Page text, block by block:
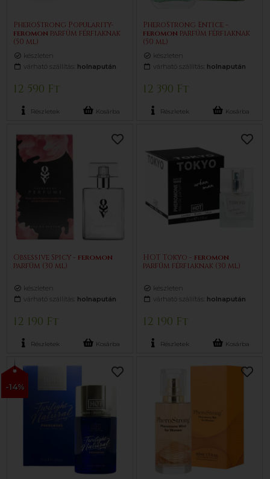
PheroStrong Popularity-
feromon parfüm férfiaknak
(50 ml)
készleten
várható szállítás: holnapután
12 590 Ft
Részletek Kosárba
PheroStrong Entice -
feromon parfüm férfiaknak
(50 ml)
készleten
várható szállítás: holnapután
12 390 Ft
Részletek Kosárba
Obsessive Spicy - feromon
parfüm (30 ml)
készleten
várható szállítás: holnapután
12 190 Ft
Részletek Kosárba
HOT Tokyo - feromon
parfüm férfiaknak (30 ml)
készleten
várható szállítás: holnapután
12 190 Ft
Részletek Kosárba
-14%